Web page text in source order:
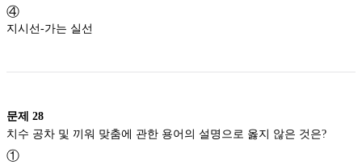
④
지시선-가는 실선
문제 28
①